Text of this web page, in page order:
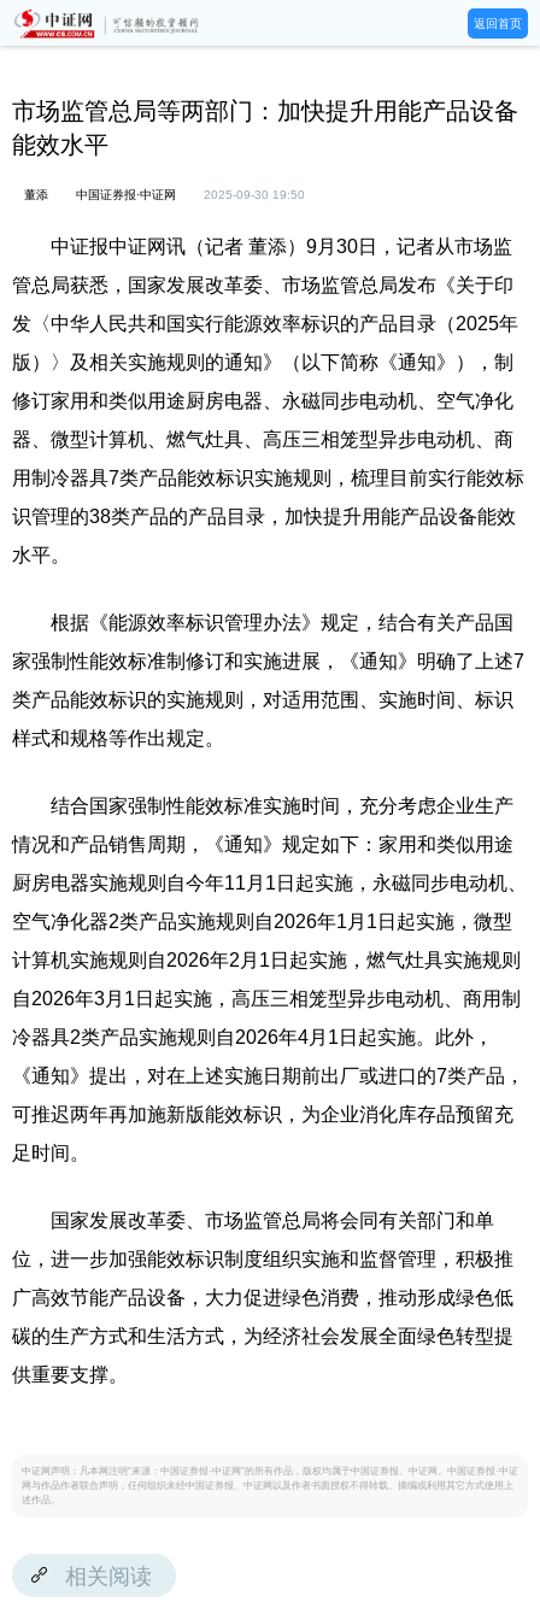
返回首页
市场监管总局等两部门：加快提升用能产品设备
能效水平
董添 中国证券报·中证网 2025-09-30 19:50
中证报中证网讯（记者 董添）9月30日，记者从市场监
管总局获悉，国家发展改革委、市场监管总局发布《关于印
发〈中华人民共和国实行能源效率标识的产品目录（2025年
版）〉及相关实施规则的通知》（以下简称《通知》），制
修订家用和类似用途厨房电器、永磁同步电动机、空气净化
器、微型计算机、燃气灶具、高压三相笼型异步电动机、商
用制冷器具7类产品能效标识实施规则，梳理目前实行能效标
识管理的38类产品的产品目录，加快提升用能产品设备能效
水平。
根据《能源效率标识管理办法》规定，结合有关产品国
家强制性能效标准制修订和实施进展，《通知》明确了上述7
类产品能效标识的实施规则，对适用范围、实施时间、标识
样式和规格等作出规定。
结合国家强制性能效标准实施时间，充分考虑企业生产
情况和产品销售周期，《通知》规定如下：家用和类似用途
厨房电器实施规则自今年11月1日起实施，永磁同步电动机、
空气净化器2类产品实施规则自2026年1月1日起实施，微型
计算机实施规则自2026年2月1日起实施，燃气灶具实施规则
自2026年3月1日起实施，高压三相笼型异步电动机、商用制
冷器具2类产品实施规则自2026年4月1日起实施。此外，
《通知》提出，对在上述实施日期前出厂或进口的7类产品，
可推迟两年再加施新版能效标识，为企业消化库存品预留充
足时间。
国家发展改革委、市场监管总局将会同有关部门和单
位，进一步加强能效标识制度组织实施和监督管理，积极推
广高效节能产品设备，大力促进绿色消费，推动形成绿色低
碳的生产方式和生活方式，为经济社会发展全面绿色转型提
供重要支撑。
中证网声明：凡本网注明“来源：中国证券报·中证网”的所有作品，版权均属于中国证券报、中证网。中国证券报·中证
网与作品作者联合声明，任何组织未经中国证券报、中证网以及作者书面授权不得转载、摘编或利用其它方式使用上
述作品。
相关阅读